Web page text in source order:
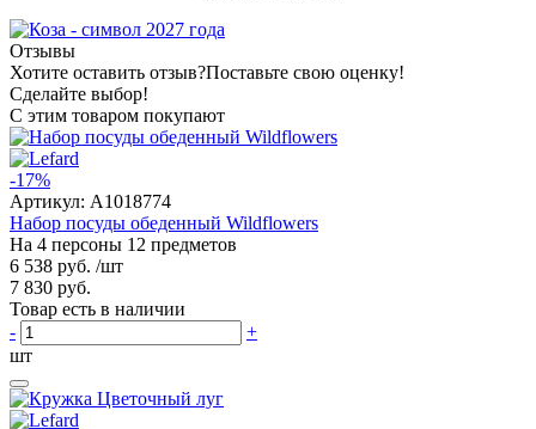
Отзывы
Хотите оставить отзыв?Поставьте свою оценку!
Сделайте выбор!
С этим товаром покупают
-17%
Артикул: A1018774
Набор посуды обеденный Wildflowers
На 4 персоны 12 предметов
6 538 руб. /шт
7 830 руб.
Товар есть в наличии
-
+
шт